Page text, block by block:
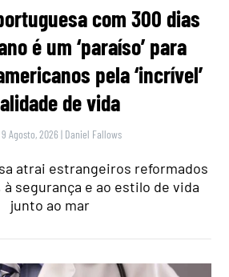
com 300 dias
é um ‘paraíso’ para
pela ‘incrível’
de vida
Agosto, 2026 | Daniel Fallows
atrai estrangeiros reformados
à segurança e ao estilo de vida
junto ao mar